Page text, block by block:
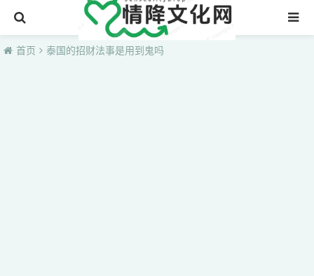
首页
首页 泰国的招财法事是用到鬼吗